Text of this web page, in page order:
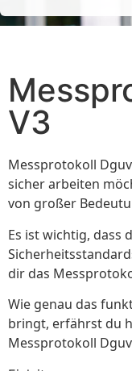
V3
Messprotokoll
sicher arbeiten
von großer
Es ist wichtig, dass
dir das
Wie genau das
bringt, erfährst du
Messprotokoll Dguv